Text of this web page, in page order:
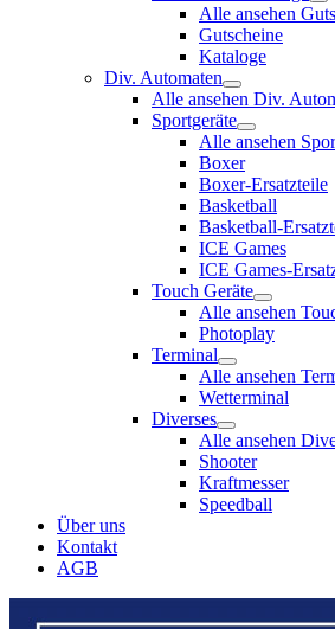
Alle ansehen
Gutscheine
Kataloge
Div. Automaten
Alle ansehen Div.
Sportgeräte
Alle ansehen
Boxer
Boxer-Ersatzteile
Basketball
Basketball-
ICE Games
ICE Games-
Touch Geräte
Alle ansehen
Photoplay
Terminal
Alle ansehen
Wetterminal
Diverses
Alle ansehen
Shooter
Kraftmesser
Speedball
Über uns
Kontakt
AGB